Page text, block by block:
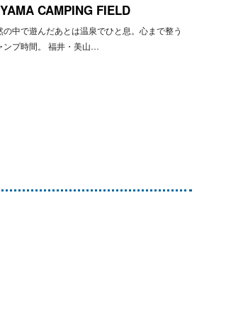
CAMPING FIELD
の中で遊んだあとは温泉でひと息。心まで整う
ンプ時間。 福井・美山…